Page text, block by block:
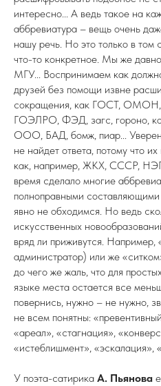
интересно... А ведь такое на
аббревиатура – вещь очень
нашу речь. Но это только в том
что-то конкретное. Мы же
МГУ... Воспринимаем как
друзей без помощи извне
сокращения, как ГОСТ,
ГОЭЛРО, ФЭД, загс, гороно,
ООО, БАД, бомж, пиар...
не найдет ответа, потому что
как, например, ЖКХ, СССР,
время сделало многие
полноправными
явно не обходимся. Но ведь
искусственных
вряд ли приживутся.
администратор) или же
до чего же жаль, что для
языке места остается все
повернись, нужно – не нужно,
не всем понятны:
«ареал», «стагнация»,
«истеблишмент», «эскалация»,
У поэта-сатирика А. Пьянова